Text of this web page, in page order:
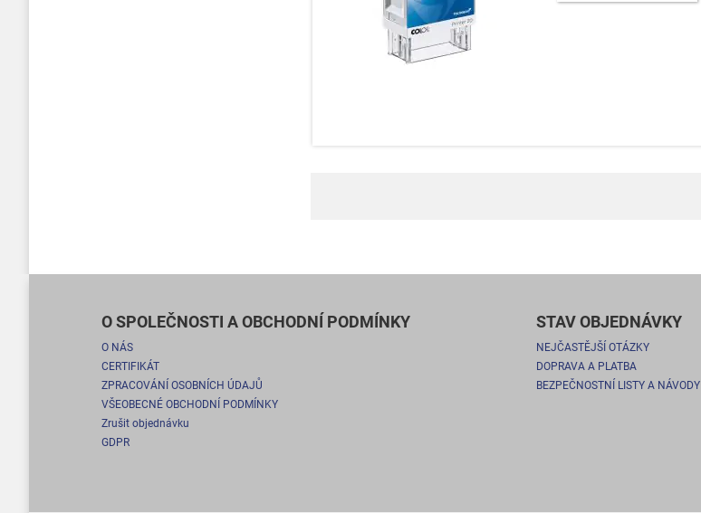
O SPOLEČNOSTI A OBCHODNÍ PODMÍNKY
O NÁS
CERTIFIKÁT
ZPRACOVÁNÍ OSOBNÍCH ÚDAJŮ
VŠEOBECNÉ OBCHODNÍ PODMÍNKY
Zrušit objednávku
GDPR
STAV OBJEDNÁVKY
NEJČASTĚJŠÍ OTÁZKY
DOPRAVA A PLATBA
BEZPEČNOSTNÍ LISTY A NÁVODY